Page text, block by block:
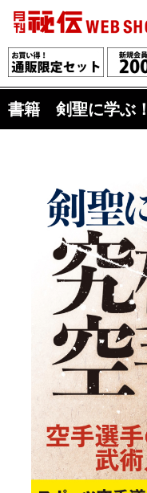
書籍 剣聖に学ぶ